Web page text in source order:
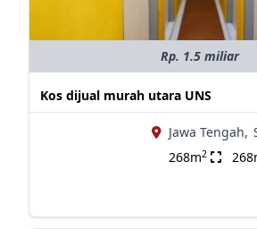
Rp. 1.5 miliar
Kos dijual murah utara UNS
Jawa Tengah,
268m2